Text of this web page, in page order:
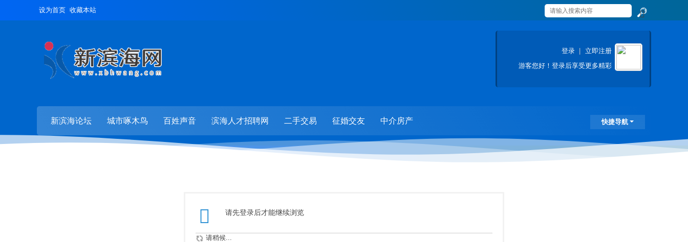
设为首页 收藏本站
索
登录
立即注册
游客您好！登录后享受更多精彩
快捷导航
新滨海论坛 城市啄木鸟 百姓声音 滨海人才招聘网 二手交易 征婚交友 中介房产
请先登录后才能继续浏览
请稍候...